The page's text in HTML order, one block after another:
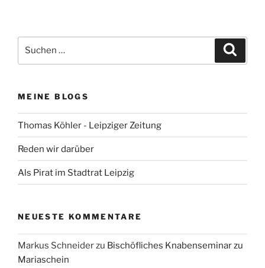
nach:
MEINE BLOGS
Thomas Köhler - Leipziger Zeitung
Reden wir darüber
Als Pirat im Stadtrat Leipzig
NEUESTE KOMMENTARE
Markus Schneiderzu Bischöfliches Knabenseminar zu
Mariaschein